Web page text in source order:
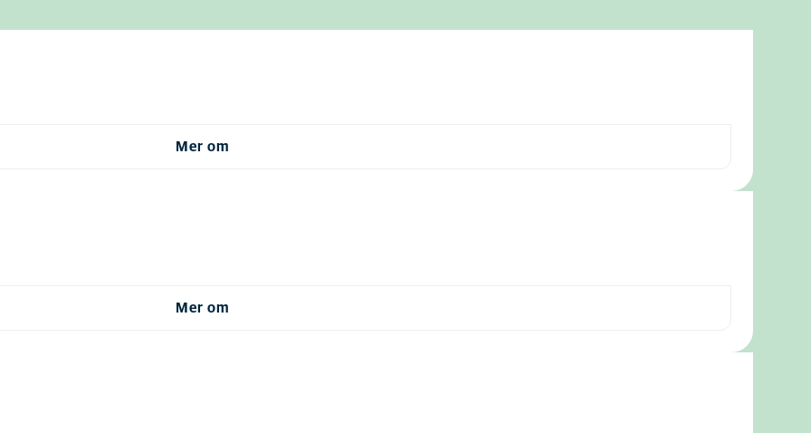
Mer om
Mer om